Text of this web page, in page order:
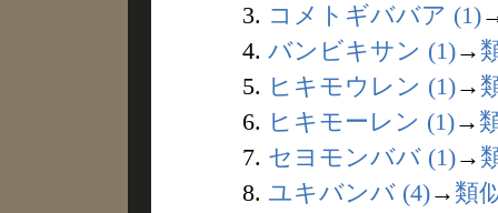
3. コメトギババア (1)
4. バンビキサン (1)→
5. ヒキモウレン (1)→
6. ヒキモーレン (1)→
7. セヨモンババ (1)→
8. ユキバンバ (4)→ 類